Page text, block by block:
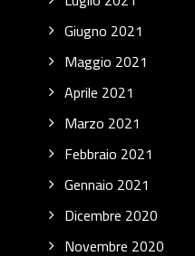
Giugno 2021
Maggio 2021
Aprile 2021
Marzo 2021
Febbraio 2021
Gennaio 2021
Dicembre 2020
Novembre 2020